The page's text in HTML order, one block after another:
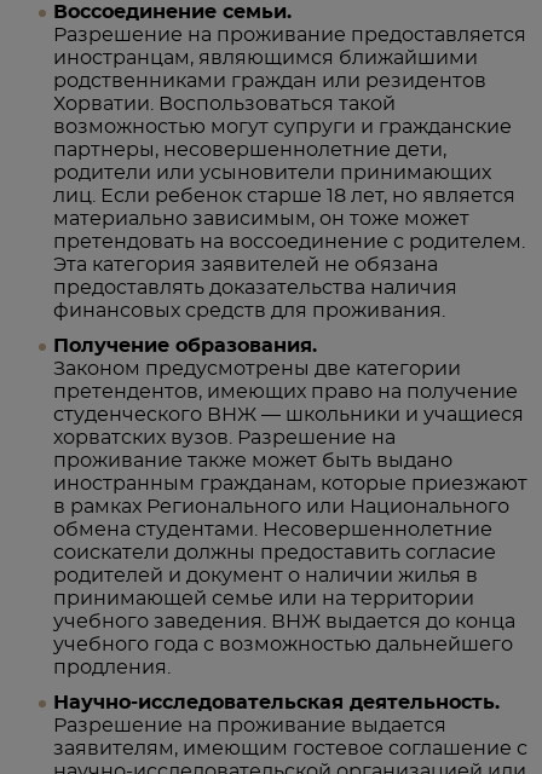
Воссоединение семьи.
Разрешение на проживание предоставляется
иностранцам, являющимся ближайшими
родственниками граждан или резидентов
Хорватии. Воспользоваться такой
возможностью могут супруги и гражданские
партнеры, несовершеннолетние дети,
родители или усыновители принимающих
лиц. Если ребенок старше 18 лет, но является
материально зависимым, он тоже может
претендовать на воссоединение с родителем.
Эта категория заявителей не обязана
предоставлять доказательства наличия
финансовых средств для проживания.
Получение образования.
Законом предусмотрены две категории
претендентов, имеющих право на получение
студенческого ВНЖ — школьники и учащиеся
хорватских вузов. Разрешение на
проживание также может быть выдано
иностранным гражданам, которые приезжают
в рамках Регионального или Национального
обмена студентами. Несовершеннолетние
соискатели должны предоставить согласие
родителей и документ о наличии жилья в
принимающей семье или на территории
учебного заведения. ВНЖ выдается до конца
учебного года с возможностью дальнейшего
продления.
Научно-исследовательская деятельность.
Разрешение на проживание выдается
заявителям, имеющим гостевое соглашение с